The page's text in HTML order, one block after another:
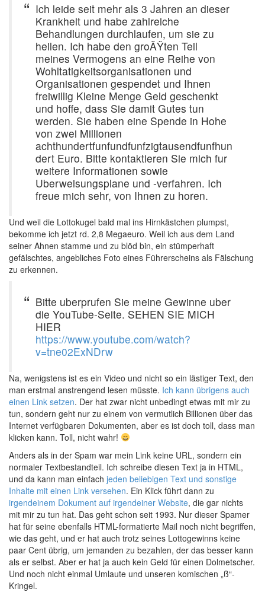
Ich leide seit mehr als 3 Jahren an dieser
Krankheit und habe zahlreiche
Behandlungen durchlaufen, um sie zu
heilen. Ich habe den groÃŸten Teil
meines Vermogens an eine Reihe von
Wohltatigkeitsorganisationen und
Organisationen gespendet und Ihnen
freiwillig Kleine Menge Geld geschenkt
und hoffe, dass Sie damit Gutes tun
werden. Sie haben eine Spende in Hohe
von zwei Millionen
achthundertfunfundfunfzigtausendfunfhun
dert Euro. Bitte kontaktieren Sie mich fur
weitere Informationen sowie
Uberweisungsplane und -verfahren. Ich
freue mich sehr, von Ihnen zu horen.
Und weil die Lottokugel bald mal ins Hirnkästchen plumpst,
bekomme ich jetzt rd. 2,8 Megaeuro. Weil ich aus dem Land
seiner Ahnen stamme und zu blöd bin, ein stümperhaft
gefälschtes, angebliches Foto eines Führerscheins als Fälschung
zu erkennen.
Bitte uberprufen Sie meine Gewinne uber
die YouTube-Seite. SEHEN SIE MICH
HIER
https://www.youtube.com/watch?
v=tne02ExNDrw
Na, wenigstens ist es ein Video und nicht so ein lästiger Text, den
man erstmal anstrengend lesen müsste. Ich kann übrigens auch
einen Link setzen. Der hat zwar nicht unbedingt etwas mit mir zu
tun, sondern geht nur zu einem von vermutlich Billionen über das
Internet verfügbaren Dokumenten, aber es ist doch toll, dass man
klicken kann. Toll, nicht wahr!
Anders als in der Spam war mein Link keine URL, sondern ein
normaler Textbestandteil. Ich schreibe diesen Text ja in HTML,
und da kann man einfach jeden beliebigen Text und sonstige
Inhalte mit einen Link versehen. Ein Klick führt dann zu
irgendeinem Dokument auf irgendeiner Website, die gar nichts
mit mir zu tun hat. Das geht schon seit 1993. Nur dieser Spamer
hat für seine ebenfalls HTML-formatierte Mail noch nicht begriffen,
wie das geht, und er hat auch trotz seines Lottogewinns keine
paar Cent übrig, um jemanden zu bezahlen, der das besser kann
als er selbst. Aber er hat ja auch kein Geld für einen Dolmetscher.
Und noch nicht einmal Umlaute und unseren komischen „ß“-
Kringel.